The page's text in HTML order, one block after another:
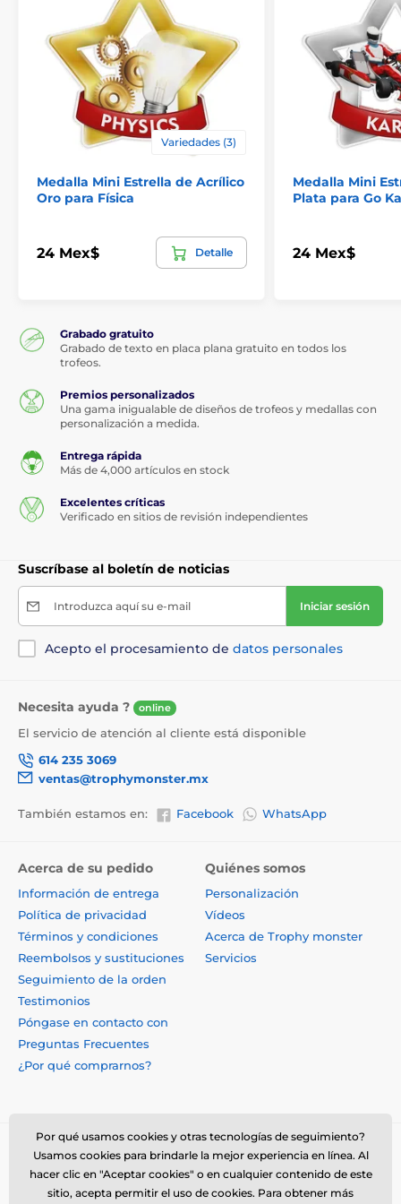
Variedades (3)
Medalla Mini Estrella de Acrílico
Oro para Física
24 Mex$ Detalle
Medalla Mini
Plata para Go
24 Mex$
Grabado gratuito
Grabado de texto en placa plana gratuito en todos los
trofeos.
Premios personalizados
Una gama inigualable de diseños de trofeos y medallas con
personalización a medida.
Entrega rápida
Más de 4,000 artículos en stock
Excelentes críticas
Verificado en sitios de revisión independientes
Suscríbase al boletín de noticias
Introduzca aquí su e-mail Iniciar sesión
Acepto el procesamiento de datos personales
Necesita ayuda ? online
El servicio de atención al cliente está disponible
614 235 3069
ventas@trophymonster.mx
También estamos en: Facebook WhatsApp
Acerca de su pedido
Información de entrega
Política de privacidad
Términos y condiciones
Reembolsos y sustituciones
Seguimiento de la orden
Testimonios
Póngase en contacto con
Preguntas Frecuentes
¿Por qué comprarnos?
Quiénes somos
Personalización
Vídeos
Acerca de Trophy monster
Servicios
Por qué usamos cookies y otras tecnologías de seguimiento?
Usamos cookies para brindarle la mejor experiencia en línea. Al
hacer clic en "Aceptar cookies" o en cualquier contenido de este
sitio, acepta permitir el uso de cookies. Para obtener más